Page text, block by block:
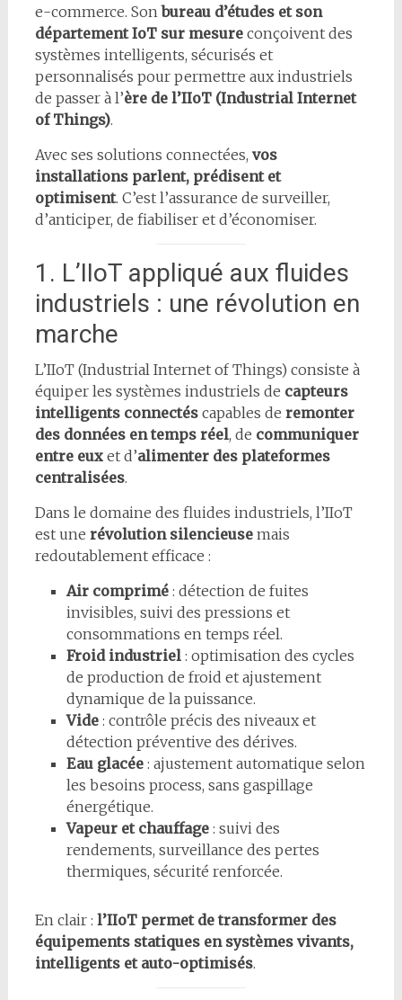
e-commerce. Sonbureau d’études et son
département IoT sur mesureconçoivent des
systèmes intelligents, sécurisés et
personnalisés pour permettre aux industriels
de passer à l’ère de l’IIoT (Industrial Internet
of Things).
Avec ses solutions connectées, vos
installations parlent, prédisent et
optimisent. C’est l’assurance de surveiller,
d’anticiper, de fiabiliser et d’économiser.
1. L’IIoT appliqué aux fluides
industriels : une révolution en
marche
L’IIoT (Industrial Internet of Things) consiste à
équiper les systèmes industriels de capteurs
intelligents connectéscapables de remonter
des données en temps réel, de communiquer
entre euxet d’alimenter des plateformes
centralisées.
Dans le domaine des fluides industriels, l’IIoT
est une révolution silencieusemais
redoutablement efficace :
Air comprimé: détection de fuites
invisibles, suivi des pressions et
consommations en temps réel.
Froid industriel: optimisation des cycles
de production de froid et ajustement
dynamique de la puissance.
Vide: contrôle précis des niveaux et
détection préventive des dérives.
Eau glacée: ajustement automatique selon
les besoins process, sans gaspillage
énergétique.
Vapeur et chauffage: suivi des
rendements, surveillance des pertes
thermiques, sécurité renforcée.
En clair : l’IIoT permet de transformer des
équipements statiques en systèmes vivants,
intelligents et auto-optimisés.